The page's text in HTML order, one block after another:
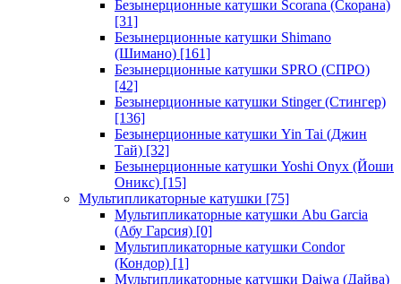
Безынерционные катушки Scorana (Скорана)
[31]
Безынерционные катушки Shimano
(Шимано) [161]
Безынерционные катушки SPRO (СПРО)
[42]
Безынерционные катушки Stinger (Стингер)
[136]
Безынерционные катушки Yin Tai (Джин
Тай) [32]
Безынерционные катушки Yoshi Onyx (Йоши
Оникс) [15]
Мультипликаторные катушки [75]
Мультипликаторные катушки Abu Garcia
(Абу Гарсия) [0]
Мультипликаторные катушки Condor
(Кондор) [1]
Мультипликаторные катушки Daiwa (Дайва)